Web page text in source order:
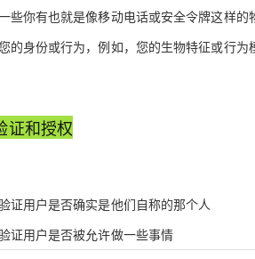
些你有也就是像移动电话或安全令牌这样的
的身份或行为，例如，您的生物特征或行为
证和授权
证用户是否确实是他们自称的那个人
证用户是否被允许做一些事情